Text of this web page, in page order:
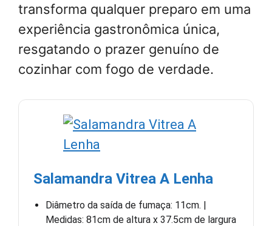
transforma qualquer preparo em uma
experiência gastronômica única,
resgatando o prazer genuíno de
cozinhar com fogo de verdade.
Salamandra Vitrea A Lenha
Diâmetro da saída de fumaça: 11cm. |
Medidas: 81cm de altura x 37.5cm de largura